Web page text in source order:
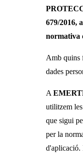
679/2016,
normativa
Amb quins
dades
A
utilitzem les
que sigui
per la
d'aplicació.